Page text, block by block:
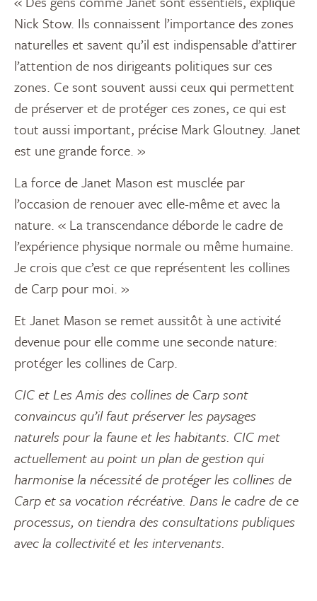
Nick Stow. Ils connaissent l’importance des zones
naturelles et savent qu’il est indispensable d’attirer
l’attention de nos dirigeants politiques sur ces
zones. Ce sont souvent aussi ceux qui permettent
de préserver et de protéger ces zones, ce qui est
tout aussi important, précise Mark Gloutney. Janet
est une grande force. »
La force de Janet Mason est musclée par
l’occasion de renouer avec elle-même et avec la
nature. « La transcendance déborde le cadre de
l’expérience physique normale ou même humaine.
Je crois que c’est ce que représentent les collines
de Carp pour moi. »
Et Janet Mason se remet aussitôt à une activité
devenue pour elle comme une seconde nature:
protéger les collines de Carp.
CIC et Les Amis des collines de Carp sont
convaincus qu’il faut préserver les paysages
naturels pour la faune et les habitants. CIC met
actuellement au point un plan de gestion qui
harmonise la nécessité de protéger les collines de
Carp et sa vocation récréative. Dans le cadre de ce
processus, on tiendra des consultations publiques
avec la collectivité et les intervenants.